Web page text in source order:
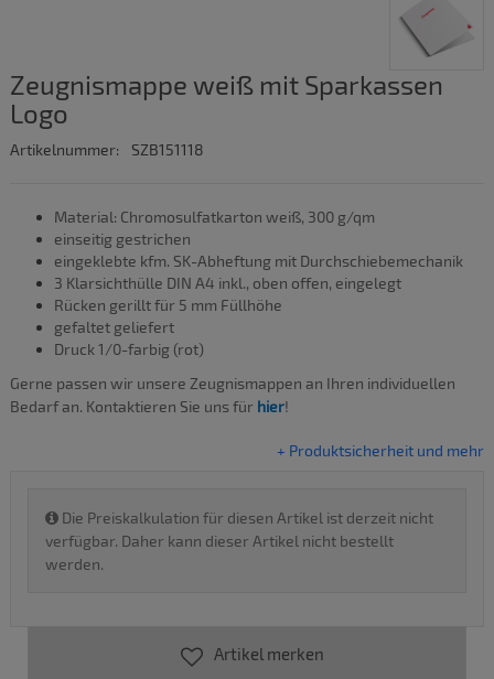
Zeugnismappe weiß mit Sparkassen
Logo
Artikelnummer: SZB151118
Material: Chromosulfatkarton weiß, 300 g/qm
einseitig gestrichen
eingeklebte kfm. SK-Abheftung mit Durchschiebemechanik
3 Klarsichthülle DIN A4 inkl., oben offen, eingelegt
Rücken gerillt für 5 mm Füllhöhe
gefaltet geliefert
Druck 1/0-farbig (rot)
Gerne passen wir unsere Zeugnismappen an Ihren individuellen
Bedarf an. Kontaktieren Sie uns für hier!
+ Produktsicherheit und mehr
Die Preiskalkulation für diesen Artikel ist derzeit nicht
verfügbar. Daher kann dieser Artikel nicht bestellt
werden.
Artikel merken